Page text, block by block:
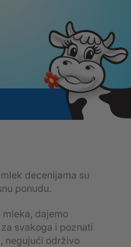
decenijama su
ponudu.
dajemo
svakoga i poznati
negujući održivo